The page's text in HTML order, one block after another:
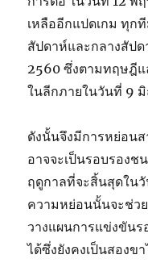
เหลืออีกแปดเกม ทุก
สัปดาห์และกลางสัป
2560 ซึ่งตามทฤษฎีแ
ในลีกภายในวันที่ 9
ดังนั้นจึงมีการหย่อน
อาจจะเป็นรอบรอง
ฤดูกาลที่จะสิ้นสุดใน
ความหย่อนนั้นจะช่ว
วางแผนการแข่งขันร
ได้ซึ่งยังคงเป็นสองข